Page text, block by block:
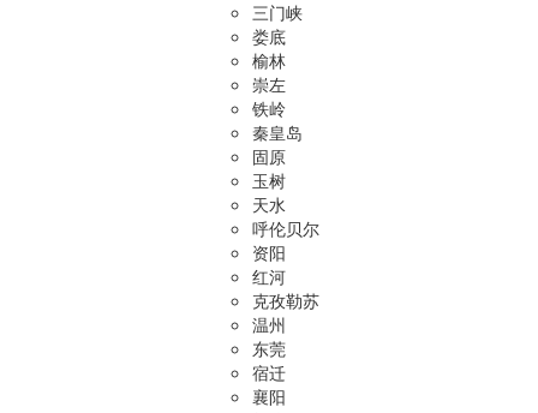
三门峡
娄底
榆林
崇左
铁岭
秦皇岛
固原
玉树
天水
呼伦贝尔
资阳
红河
克孜勒苏
温州
东莞
宿迁
襄阳